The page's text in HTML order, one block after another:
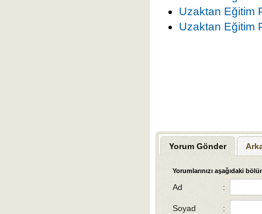
Uzaktan Eğitim
Uzaktan Eğitim
Yorum Gönder
Yorumlarınızı aşağıdaki
Ad :
Soyad :